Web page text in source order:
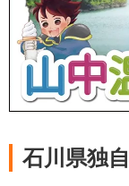
石川県独